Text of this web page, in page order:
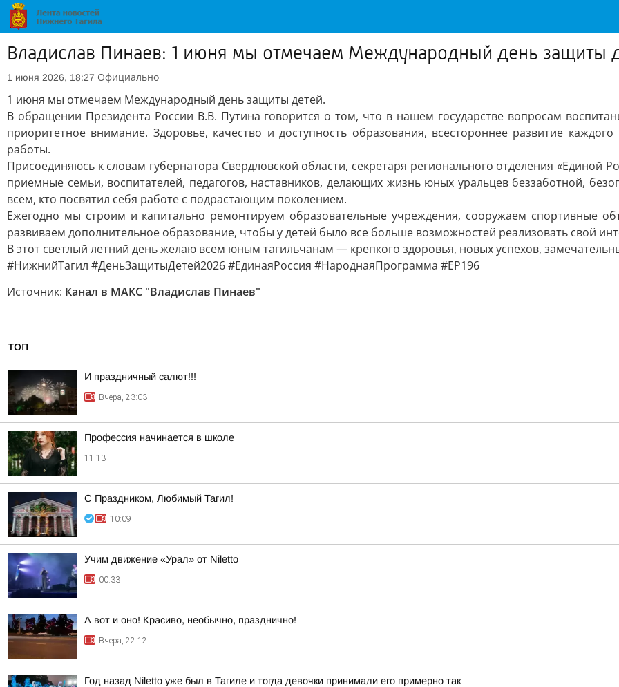
Владислав Пинаев: 1 июня мы отмечаем Международный день защиты
1 июня 2026, 18:27 Официально
1 июня мы отмечаем Международный день защиты детей.
В обращении Президента России В.В. Путина говорится о том, что в нашем государстве вопросам
приоритетное внимание. Здоровье, качество и доступность образования, всестороннее развитие
работы.
Присоединяюсь к словам губернатора Свердловской области, секретаря регионального отделения «Единой
приемные семьи, воспитателей, педагогов, наставников, делающих жизнь юных уральцев беззаботной,
всем, кто посвятил себя работе с подрастающим поколением.
Ежегодно мы строим и капитально ремонтируем образовательные учреждения, сооружаем спортивные
развиваем дополнительное образование, чтобы у детей было все больше возможностей реализовать свой
В этот светлый летний день желаю всем юным тагильчанам — крепкого здоровья, новых успехов,
#НижнийТагил #ДеньЗащитыДетей2026 #ЕдинаяРоссия #НароднаяПрограмма #ЕР196
Источник: Канал в МАКС "Владислав Пинаев"
ТОП
И праздничный салют!!!
Вчера, 23:03
Профессия начинается в школе
11:13
С Праздником, Любимый Тагил!
10:09
Учим движение «Урал» от Niletto
00:33
А вот и оно! Красиво, необычно, празднично!
Вчера, 22:12
Год назад Niletto уже был в Тагиле и тогда девочки принимали его примерно так